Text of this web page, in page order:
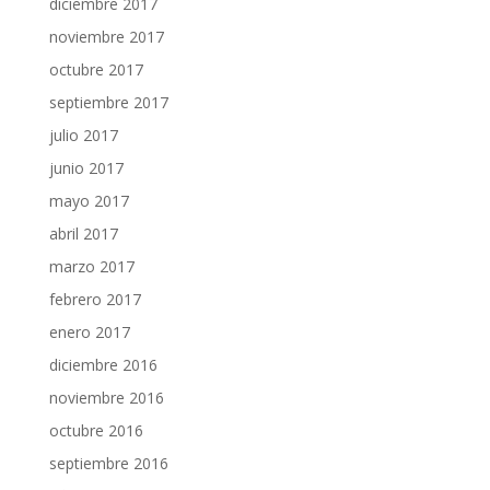
noviembre 2017
octubre 2017
septiembre 2017
julio 2017
junio 2017
mayo 2017
abril 2017
marzo 2017
febrero 2017
enero 2017
diciembre 2016
noviembre 2016
octubre 2016
septiembre 2016